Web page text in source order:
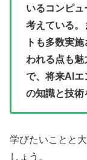
いるコンピュ
考えている。
トも多数実
われる点も魅
で、将来AIエ
の知識と技術
学びたいことと
しょう。